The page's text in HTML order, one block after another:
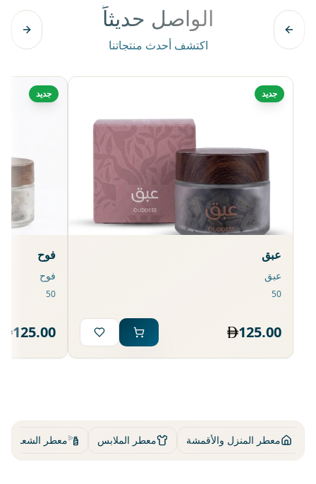
الواصل حديثاً
اكتشف أحدث منتجاتنا
جديد
عبق
عبق
125.00
جديد
فوح
فوح
125.00
معطر المنزل والأقمشة معطر الملابس معطر الشعر